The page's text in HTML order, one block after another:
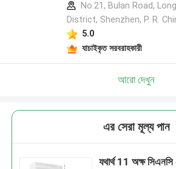
No.21, Bulan Road,
District, Shenzhen, P. R.
5.0
যাচাইকৃত সরবরাহকারী
আরো দেখুন
এর সেরা মূল্য পান
যথার্থ 11 অক্ষ সিএনসি